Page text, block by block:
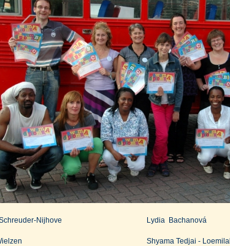
Nijhove Lydia Bachanová
Shyama Tedjai - Loemilal